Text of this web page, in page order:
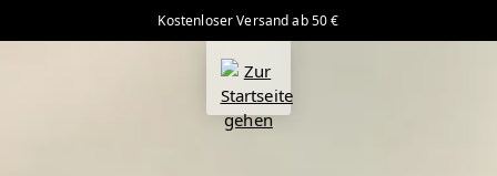
Kostenloser Versand ab 50 €